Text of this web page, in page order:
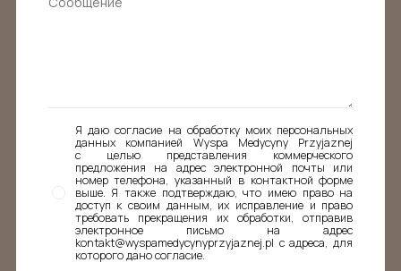
Я даю согласие на обработку моих персональных
данных компанией Wyspa Medycyny Przyjaznej
с целью представления коммерческого
предложения на адрес электронной почты или
номер телефона, указанный в контактной форме
выше. Я также подтверждаю, что имею право на
доступ к своим данным, их исправление и право
требовать прекращения их обработки, отправив
электронное письмо на адрес
kontakt@wyspamedycynyprzyjaznej.pl с адреса, для
которого дано согласие.